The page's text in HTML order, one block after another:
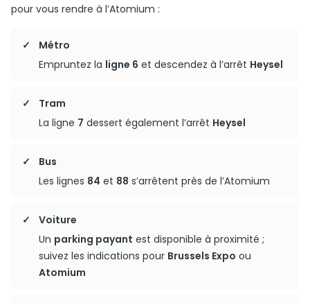
pour vous rendre à l’Atomium :
Métro
Empruntez la ligne 6 et descendez à l’arrêt Heysel
Tram
La ligne 7 dessert également l’arrêt Heysel
Bus
Les lignes 84 et 88 s’arrêtent près de l’Atomium
Voiture
Un parking payant est disponible à proximité ;
suivez les indications pour Brussels Expo ou
Atomium